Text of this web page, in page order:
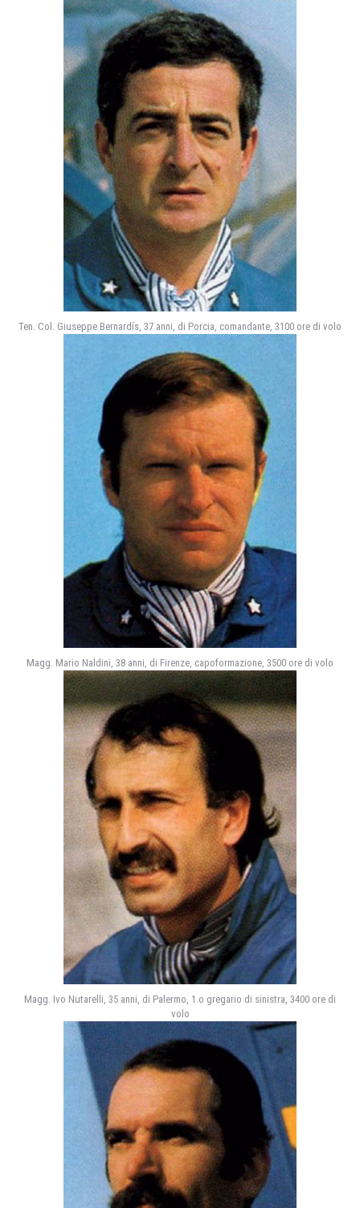
Ten. Col. Giuseppe Bernardís, 37 anni, di Porcia, comandante, 3100 ore di volo
Magg. Mario Naldini, 38 anni, di Firenze, capoformazione, 3500 ore di volo
Magg. Ivo Nutarelli, 35 anni, di Palermo, 1.o gregario di sinistra, 3400 ore di
volo